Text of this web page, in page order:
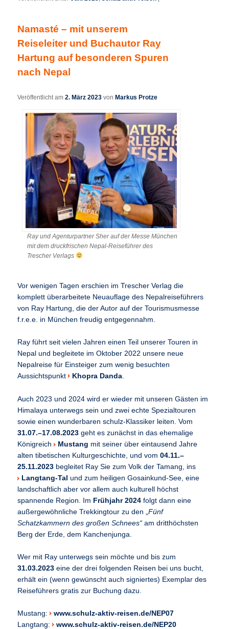
Namasté – mit unserem
Reiseleiter und Buchautor Ray
Hartung auf besonderen Spuren
nach Nepal
Veröffentlicht am2. März 2023 vonMarkus Protze
Ray und Agenturpartner Sher auf der Messe München
mit dem druckfrischen Nepal-Reiseführer des
Trescher Verlags
Vor wenigen Tagen erschien im Trescher Verlag die
komplett überarbeitete Neuauflage des Nepalreiseführers
von Ray Hartung, die der Autor auf der Tourismusmesse
f.r.e.e. in München freudig entgegennahm.
Ray führt seit vielen Jahren einen Teil unserer Touren in
Nepal und begleitete im Oktober 2022 unsere neue
Nepalreise für Einsteiger zum wenig besuchten
Aussichtspunkt
Khopra Danda.
Auch 2023 und 2024 wird er wieder mit unseren Gästen im
Himalaya unterwegs sein und zwei echte Spezialtouren
sowie einen wunderbaren schulz-Klassiker leiten. Vom
31.07.–17.08.2023 geht es zunächst in das ehemalige
Königreich Mustang mit seiner über eintausend Jahre
alten tibetischen Kulturgeschichte, und vom04.11.–
25.11.2023 begleitet Ray Sie zum Volk der Tamang, ins
Langtang-Tal und zum heiligen Gosainkund-See, eine
landschaftlich aber vor allem auch kulturell höchst
spannende Region. Im Frühjahr 2024 folgt dann eine
außergewöhnliche Trekkingtour zu den „Fünf
Schatzkammern des großen Schnees“am dritthöchsten
Berg der Erde, dem Kanchenjunga.
Wer mit Ray unterwegs sein möchte und bis zum
31.03.2023 eine der drei folgenden Reisen bei uns bucht,
erhält ein (wenn gewünscht auch signiertes) Exemplar des
Reiseführers gratis zur Buchung dazu.
Mustang: www.schulz-aktiv-reisen.de/NEP07
Langtang: www.schulz-aktiv-reisen.de/NEP20